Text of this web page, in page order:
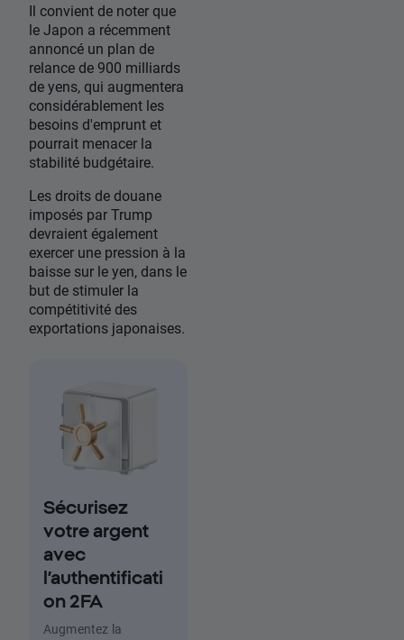
Il convient de noter que
le Japon a récemment
annoncé un plan de
relance de 900 milliards
de yens, qui augmentera
considérablement les
besoins d'emprunt et
pourrait menacer la
stabilité budgétaire.
Les droits de douane
imposés par Trump
devraient également
exercer une pression à la
baisse sur le yen, dans le
but de stimuler la
compétitivité des
exportations japonaises.
Sécurisez
votre argent
avec
l’authentificati
on 2FA
Augmentez la